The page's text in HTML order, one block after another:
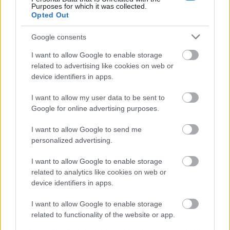
Purposes for which it was collected.
Opted Out
Google consents
I want to allow Google to enable storage
related to advertising like cookies on web or
device identifiers in apps.
I want to allow my user data to be sent to
Google for online advertising purposes.
I want to allow Google to send me
personalized advertising.
I want to allow Google to enable storage
related to analytics like cookies on web or
device identifiers in apps.
I want to allow Google to enable storage
related to functionality of the website or app.